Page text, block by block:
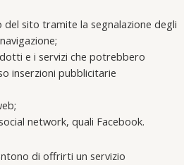
sito tramite la segnalazione degli
e i servizi che potrebbero
inserzioni pubblicitarie
network, quali Facebook.
di offrirti un servizio